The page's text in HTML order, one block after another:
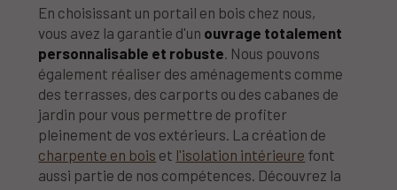
En choisissant un portail en bois chez nous,
vous avez la garantie d'un ouvrage totalement
personnalisable et robuste. Nous pouvons
également réaliser des aménagements comme
des terrasses, des carports ou des cabanes de
jardin pour vous permettre de profiter
pleinement de vos extérieurs. La création de
charpente en bois et l'isolation intérieure font
aussi partie de nos compétences. Découvrez la